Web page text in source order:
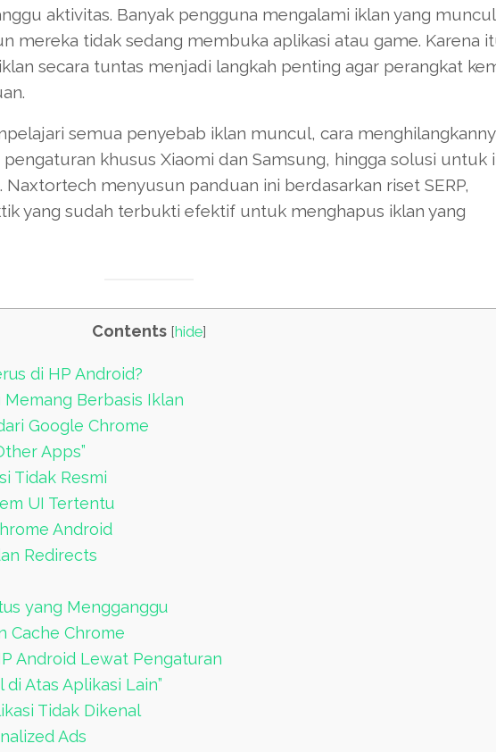
aktivitas. Banyak pengguna mengalami iklan yang muncul
mereka tidak sedang membuka aplikasi atau game. Karena
secara tuntas menjadi langkah penting agar perangkat
semua penyebab iklan muncul, cara
khusus Xiaomi dan Samsung, hingga solusi untuk
menyusun panduan ini berdasarkan riset SERP,
yang sudah terbukti efektif untuk menghapus iklan yang
Contents [hide]
di HP Android?
Memang Berbasis Iklan
Google Chrome
Apps”
Tidak Resmi
UI Tertentu
Android
Redirects
yang Mengganggu
Cache Chrome
Android Lewat Pengaturan
di Atas Aplikasi Lain”
Tidak Dikenal
Ads